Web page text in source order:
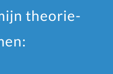
theorie-